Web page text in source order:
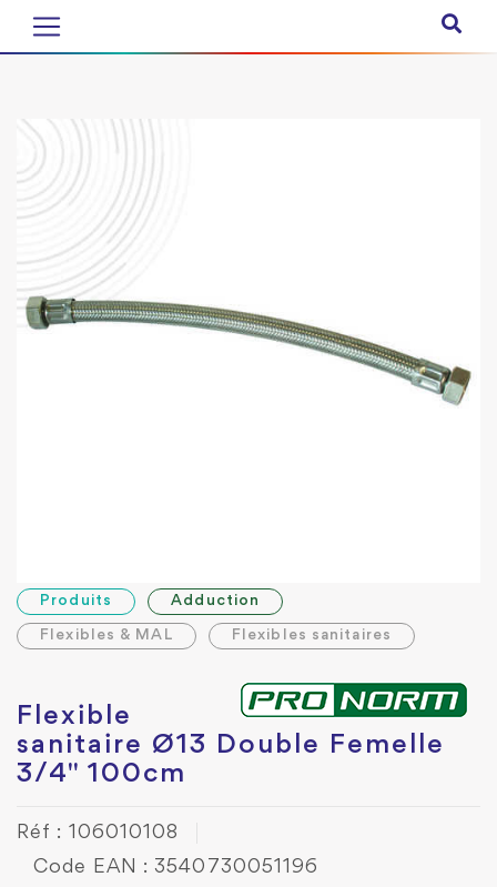
Produits Adduction
Flexibles & MAL Flexibles sanitaires
Flexible
sanitaire Ø13 Double Femelle
3/4" 100cm
Réf : 106010108
Code EAN : 3540730051196